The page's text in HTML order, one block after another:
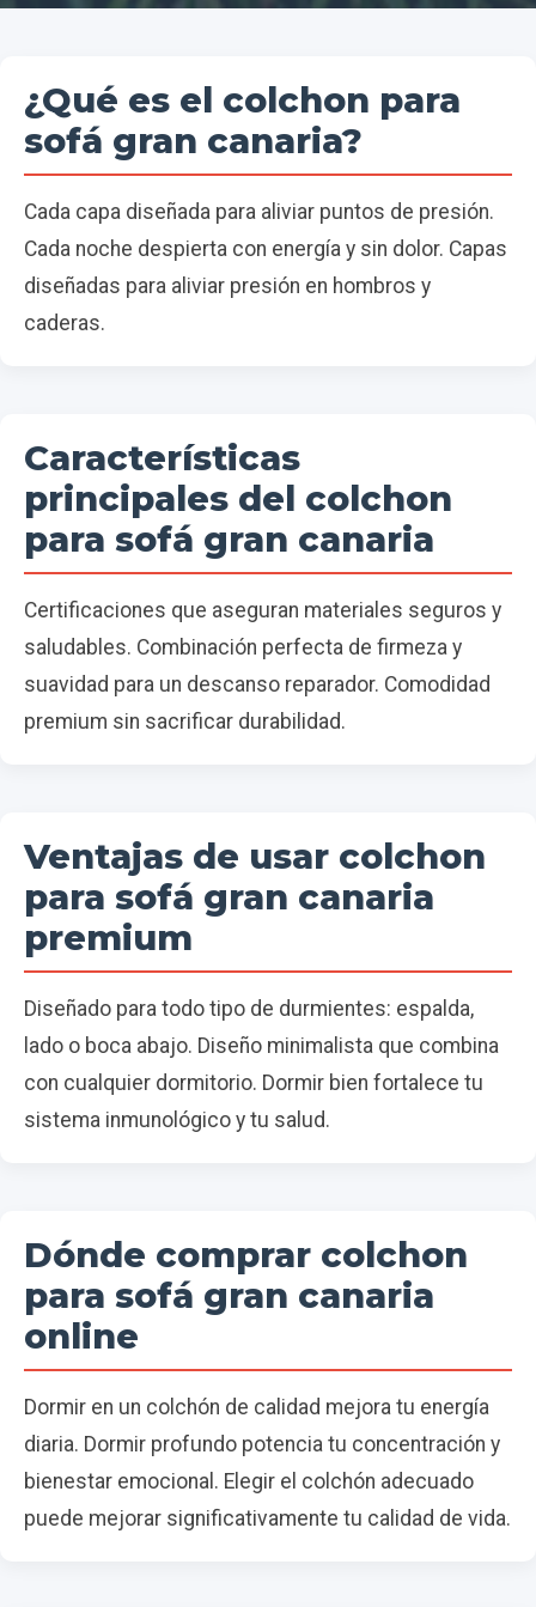
¿Qué es el colchon para
sofá gran canaria?
Cada capa diseñada para aliviar puntos de presión.
Cada noche despierta con energía y sin dolor. Capas
diseñadas para aliviar presión en hombros y
caderas.
Características
principales del colchon
para sofá gran canaria
Certificaciones que aseguran materiales seguros y
saludables. Combinación perfecta de firmeza y
suavidad para un descanso reparador. Comodidad
premium sin sacrificar durabilidad.
Ventajas de usar colchon
para sofá gran canaria
premium
Diseñado para todo tipo de durmientes: espalda,
lado o boca abajo. Diseño minimalista que combina
con cualquier dormitorio. Dormir bien fortalece tu
sistema inmunológico y tu salud.
Dónde comprar colchon
para sofá gran canaria
online
Dormir en un colchón de calidad mejora tu energía
diaria. Dormir profundo potencia tu concentración y
bienestar emocional. Elegir el colchón adecuado
puede mejorar significativamente tu calidad de vida.